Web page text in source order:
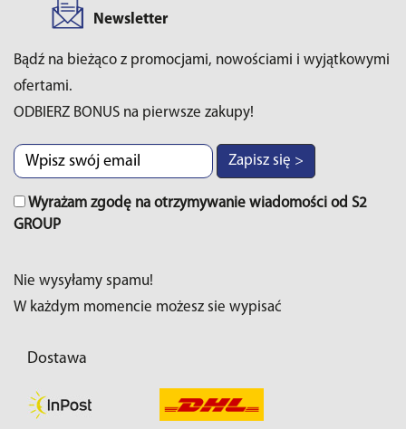
Newsletter
Bądź na bieżąco z promocjami, nowościami i wyjątkowymi
ofertami.
ODBIERZ BONUS na pierwsze zakupy!
Zapisz się >
Wyrażam zgodę na otrzymywanie wiadomości od S2
GROUP
Nie wysyłamy spamu!
W każdym momencie możesz sie wypisać
Dostawa